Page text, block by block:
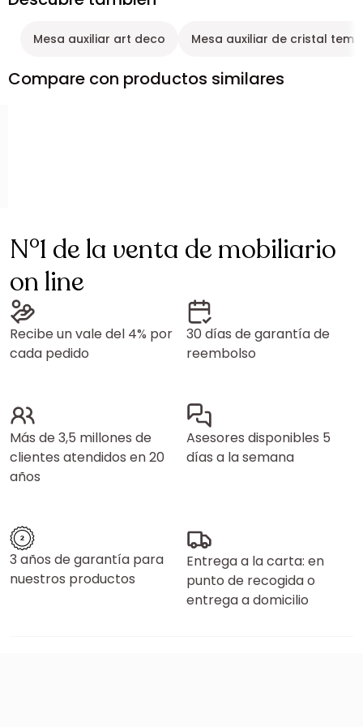
Mesa auxiliar art deco Mesa auxiliar de cristal
Compare con productos similares
N°1 de la venta de mobiliario
on line
Recibe un vale del 4% por
cada pedido
30 días de garantía de
reembolso
Más de 3,5 millones de
clientes atendidos en 20
años
Asesores disponibles 5
días a la semana
3 años de garantía para
nuestros productos
Entrega a la carta: en
punto de recogida o
entrega a domicilio